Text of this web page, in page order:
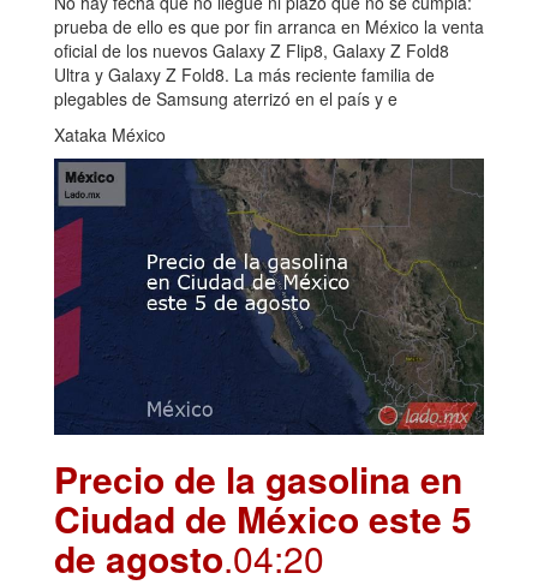
prueba de ello es que por fin arranca en México la venta
oficial de los nuevos Galaxy Z Flip8, Galaxy Z Fold8
Ultra y Galaxy Z Fold8. La más reciente familia de
plegables de Samsung aterrizó en el país y e
Xataka México
Precio de la gasolina en
Ciudad de México este 5
de agosto.04:20